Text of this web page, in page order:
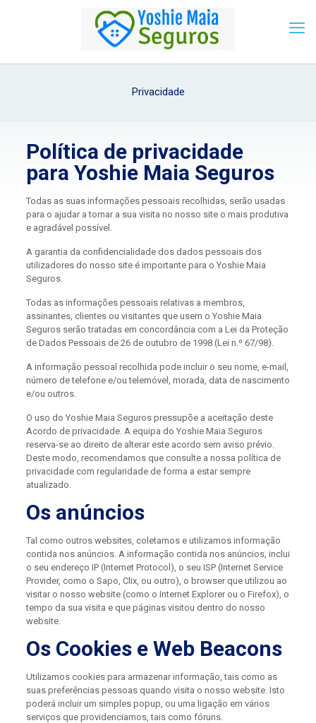
Privacidade
Política de privacidade
para Yoshie Maia Seguros
Todas as suas informações pessoais recolhidas, serão usadas
para o ajudar a tornar a sua visita no nosso site o mais produtiva
e agradável possível.
A garantia da confidencialidade dos dados pessoais dos
utilizadores do nosso site é importante para o Yoshie Maia
Seguros.
Todas as informações pessoais relativas a membros,
assinantes, clientes ou visitantes que usem o Yoshie Maia
Seguros serão tratadas em concordância com a Lei da Proteção
de Dados Pessoais de 26 de outubro de 1998 (Lei n.º 67/98).
A informação pessoal recolhida pode incluir o seu nome, e-mail,
número de telefone e/ou telemóvel, morada, data de nascimento
e/ou outros.
O uso do Yoshie Maia Seguros pressupõe a aceitação deste
Acordo de privacidade. A equipa do Yoshie Maia Seguros
reserva-se ao direito de alterar este acordo sem aviso prévio.
Deste modo, recomendamos que consulte a nossa política de
privacidade com regularidade de forma a estar sempre
atualizado.
Os anúncios
Tal como outros websites, coletamos e utilizamos informação
contida nos anúncios. A informação contida nos anúncios, inclui
o seu endereço IP (Internet Protocol), o seu ISP (Internet Service
Provider, como o Sapo, Clix, ou outro), o browser que utilizou ao
visitar o nosso website (como o Internet Explorer ou o Firefox), o
tempo da sua visita e que páginas visitou dentro do nosso
website.
Os Cookies e Web Beacons
Utilizamos cookies para armazenar informação, tais como as
suas preferências pessoas quando visita o nosso website. Isto
poderá incluir um simples popup, ou uma ligação em vários
serviços que providenciamos, tais como fóruns.